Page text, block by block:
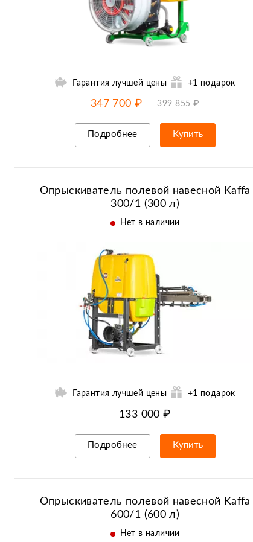
Гарантия лучшей цены +1 подарок
-15% от цены до07.08
347 700 ₽ 399 855 ₽
Подробнее Купить
Опрыскиватель полевой навесной Kaffa
300/1 (300 л)
Нет в наличии
Гарантия лучшей цены +1 подарок
133 000 ₽
Подробнее Купить
Опрыскиватель полевой навесной Kaffa
600/1 (600 л)
Нет в наличии